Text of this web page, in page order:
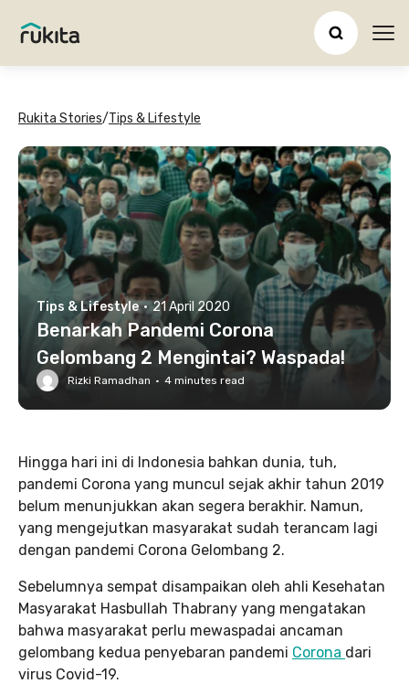
Rukita Stories/Tips & Lifestyle
Tips & Lifestyle · 21 April 2020
Benarkah Pandemi Corona
Gelombang 2 Mengintai? Waspada!
Rizki Ramadhan · 4 minutes read
Hingga hari ini di Indonesia bahkan dunia, tuh,
pandemi Corona yang muncul sejak akhir tahun 2019
belum menunjukkan akan segera berakhir. Namun,
yang mengejutkan masyarakat sudah terancam lagi
dengan pandemi Corona Gelombang 2.
Sebelumnya sempat disampaikan oleh ahli Kesehatan
Masyarakat Hasbullah Thabrany yang mengatakan
bahwa masyarakat perlu mewaspadai ancaman
gelombang kedua penyebaran pandemi Corona dari
virus Covid-19.